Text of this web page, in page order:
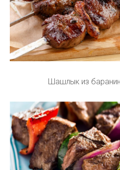
Шашлык из